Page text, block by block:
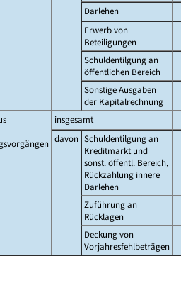
Darlehen
Erwerb von
Beteiligungen
Schuldentilgung an
öffentlichen Bereich
Sonstige Ausgaben
der Kapitalrechnung
insgesamt
davon Schuldentilgung an
Kreditmarkt und
sonst. öffentl. Bereich,
Rückzahlung innere
Darlehen
Zuführung an
Rücklagen
Deckung von
Vorjahresfehlbeträgen